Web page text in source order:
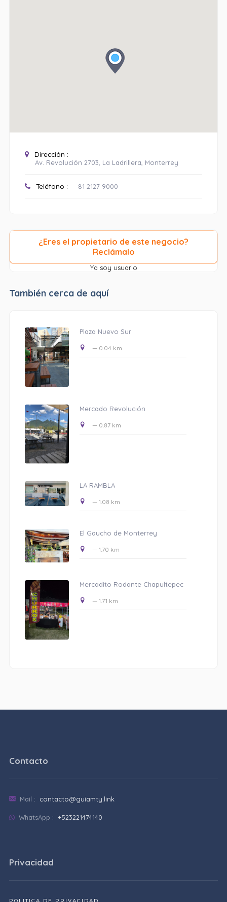
Dirección :
Av. Revolución 2703, La Ladrillera, Monterrey
Teléfono : 81 2127 9000
¿Eres el propietario de este negocio?
Reclámalo
Ya soy usuario
También cerca de aquí
Plaza Nuevo Sur
— 0.04 km
Mercado Revolución
— 0.87 km
LA RAMBLA
— 1.08 km
El Gaucho de Monterrey
— 1.70 km
Mercadito Rodante Chapultepec
— 1.71 km
Contacto
Mail : contacto@guiamty.link
WhatsApp : +523221474140
Privacidad
POLITICA DE PRIVACIDAD